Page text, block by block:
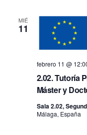
MIÉ
11
2.02. Tutoría
Máster y
febrero 11 @
Sala 2.02,
Málaga, España